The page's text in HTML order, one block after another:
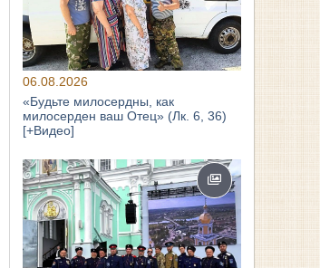
06.08.2026
«Будьте милосердны, как
милосерден ваш Отец» (Лк. 6, 36)
[+Видео]